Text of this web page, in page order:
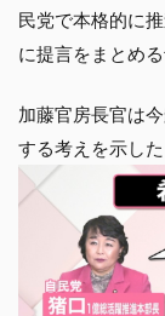
民党で本格的に
に提言をまとめ
加藤官房長官は
する考えを示した